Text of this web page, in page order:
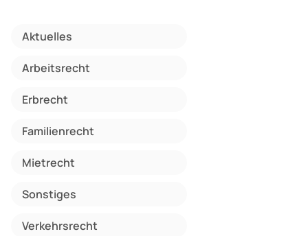
Aktuelles
Arbeitsrecht
Erbrecht
Familienrecht
Mietrecht
Sonstiges
Verkehrsrecht